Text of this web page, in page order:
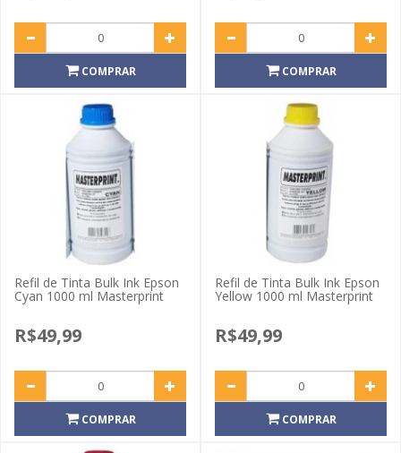
COMPRAR COMPRAR
Refil de Tinta Bulk Ink Epson
Cyan 1000 ml Masterprint
R$49,99
COMPRAR
Refil de Tinta Bulk Ink Epson
Yellow 1000 ml Masterprint
R$49,99
COMPRAR